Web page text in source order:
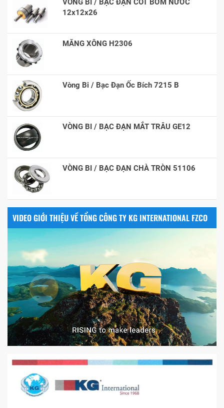
VÒNG BI / BẠC ĐẠN CỐT BƠM NƯỚC
12x12x26
MĂNG XÔNG H2306
Vòng Bi / Bạc Đạn Ốc Bích 7215 B
VÒNG BI / BẠC ĐẠN MẮT TRÂU GE12
VÒNG BI / BẠC ĐẠN CHÀ TRÒN 51106
VIDEO GIỚI THIỆU VỀ TỔNG CÔNG TY KG INTERNATIONAL FZCO